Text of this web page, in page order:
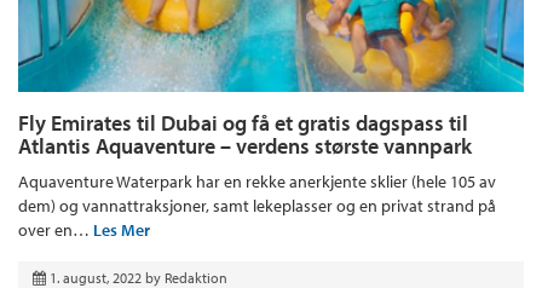
Fly Emirates til Dubai og få et gratis dagspass til
Atlantis Aquaventure – verdens største vannpark
Aquaventure Waterpark har en rekke anerkjente sklier (hele 105 av
dem) og vannattraksjoner, samt lekeplasser og en privat strand på
over en… Les Mer
1. august, 2022 by Redaktion